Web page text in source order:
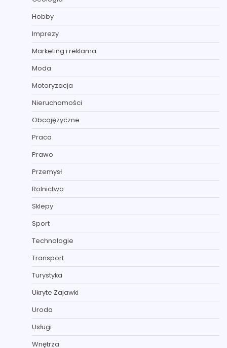
Hobby
Imprezy
Marketing i reklama
Moda
Motoryzacja
Nieruchomości
Obcojęzyczne
Praca
Prawo
Przemysł
Rolnictwo
Sklepy
Sport
Technologie
Transport
Turystyka
Ukryte Zajawki
Uroda
Usługi
Wnętrza